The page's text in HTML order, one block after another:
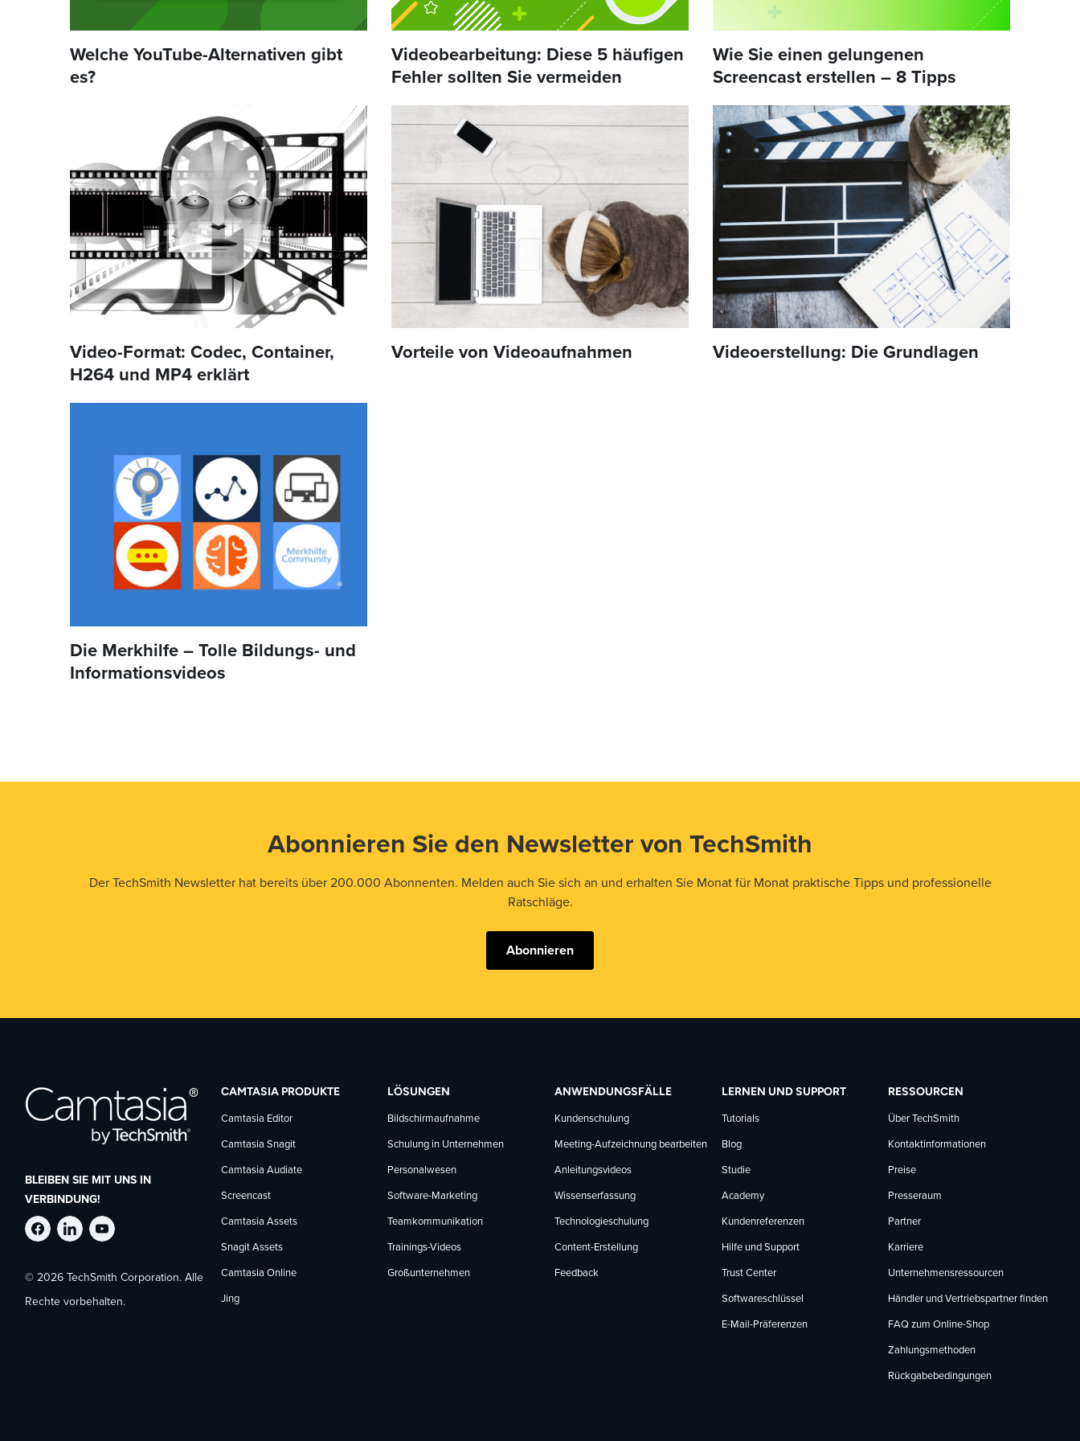
Welche YouTube-Alternativen gibt
es?
Videobearbeitung: Diese 5 häufigen
Fehler sollten Sie vermeiden
Wie Sie einen gelungenen
Screencast erstellen – 8 Tipps
Video-Format: Codec, Container,
H264 und MP4 erklärt
Vorteile von Videoaufnahmen Videoerstellung: Die Grundlagen
Die Merkhilfe – Tolle Bildungs- und
Informationsvideos
Abonnieren Sie den Newsletter von TechSmith
Der TechSmith Newsletter hat bereits über 200.000 Abonnenten. Melden auch Sie sich an und erhalten Sie Monat für Monat praktische Tipps und professionelle
Ratschläge.
Abonnieren
BLEIBEN SIE MIT UNS IN
VERBINDUNG!
TechSmith
auf
TechSmith
auf
TechSmith
auf
© 2026 TechSmith Corporation. Alle
Rechte vorbehalten.
CAMTASIA PRODUKTE
Camtasia Editor
Camtasia Snagit
Camtasia Audiate
Screencast
Camtasia Assets
Snagit Assets
Camtasia Online
Jing
LÖSUNGEN
Bildschirmaufnahme
Schulung in Unternehmen
Personalwesen
Software-Marketing
Teamkommunikation
Trainings-Videos
Großunternehmen
ANWENDUNGSFÄLLE
Kundenschulung
Meeting-Aufzeichnung bearbeiten
Anleitungsvideos
Wissenserfassung
Technologieschulung
Content-Erstellung
Feedback
LERNEN UND SUPPORT
Tutorials
Blog
Studie
Academy
Kundenreferenzen
Hilfe und Support
Trust Center
Softwareschlüssel
E-Mail-Präferenzen
RESSOURCEN
Über TechSmith
Kontaktinformationen
Preise
Presseraum
Partner
Karriere
Unternehmensressourcen
Händler und Vertriebspartner finden
FAQ zum Online-Shop
Zahlungsmethoden
Rückgabebedingungen